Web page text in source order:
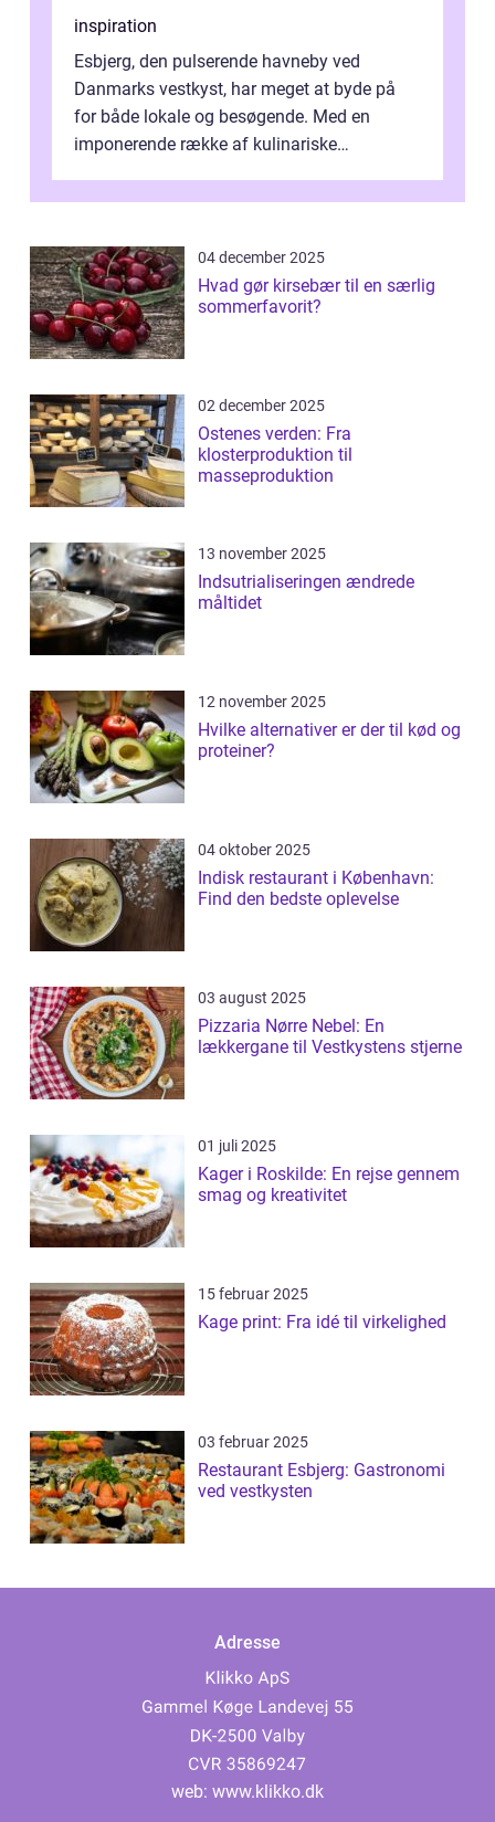
inspiration
Esbjerg, den pulserende havneby ved
Danmarks vestkyst, har meget at byde på
for både lokale og besøgende. Med en
imponerende række af kulinariske
04 december 2025
Hvad gør kirsebær til en særlig
sommerfavorit?
02 december 2025
Ostenes verden: Fra
klosterproduktion til
masseproduktion
13 november 2025
Indsutrialiseringen ændrede
måltidet
12 november 2025
Hvilke alternativer er der til kød og
proteiner?
04 oktober 2025
Indisk restaurant i København:
Find den bedste oplevelse
03 august 2025
Pizzaria Nørre Nebel: En
lækkergane til Vestkystens stjerne
01 juli 2025
Kager i Roskilde: En rejse gennem
smag og kreativitet
15 februar 2025
Kage print: Fra idé til virkelighed
03 februar 2025
Restaurant Esbjerg: Gastronomi
ved vestkysten
Adresse
web: www.klikko.dk